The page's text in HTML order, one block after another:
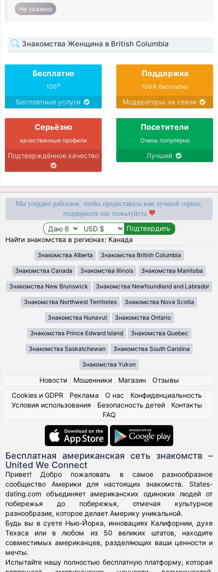
Не указано
Знакомства Женщина в British Columbia
Бесплатно
100%
Бесплатные услуги
Поддержка
100% бесплатно
Модераторы на связи
Серьёзно
качественные профили
Подтверждённое качество
Посетители
Очень популярно
Лучший
Мы усердно работаем, чтобы предоставить вам лучший сервис,
поддержите нас пожалуйста
Найти знакомства в регионах: Канада
Знакомства Alberta Знакомства British Columbia
Знакомства Canada Знакомства Illinois Знакомства Manitoba
Знакомства New Brunswick Знакомства Newfoundland and Labrador
Знакомства Northwest Territories Знакомства Nova Scotia
Знакомства Nunavut Знакомства Ontario
Знакомства Prince Edward Island Знакомства Quebec
Знакомства Saskatchewan Знакомства South Carolina
Знакомства Yukon
Новости| Мошенники| Магазин
Отзывы
Cookies и GDPR
Реклама О нас Конфиденциальность
Условия использования
Безопасность детей| Контакты
FAQ
Бесплатная американская сеть знакомств –
United We Connect
Привет! Добро пожаловать в самое разнообразное
сообщество Америки для настоящих знакомств. States-
dating.com объединяет американских одиноких людей от
побережья до побережья, отмечая культурное
разнообразие, которое делает Америку уникальной.
Будь вы в суете Нью-Йорка, инновациях Калифорнии, духе
Техаса или в любом из 50 великих штатов, находите
совместимых американцев, разделяющих ваши ценности и
мечты.
Испытайте нашу полностью бесплатную платформу, которая